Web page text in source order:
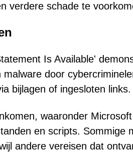
verdere schade te
Is Available'
door
bijlagen of ingesloten links.
waaronder
en scripts. Sommige
andere vereisen dat